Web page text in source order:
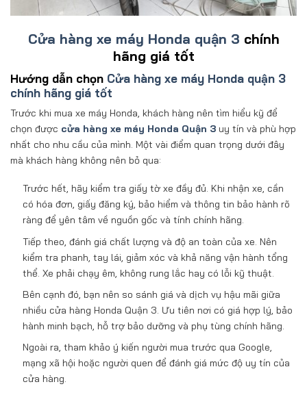
Cửa hàng xe máy Honda quận 3 chính
hãng giá tốt
Hướng dẫn chọn Cửa hàng xe máy Honda quận 3
chính hãng giá tốt
Trước khi mua xe máy Honda, khách hàng nên tìm hiểu kỹ để
chọn được cửa hàng xe máy Honda Quận 3 uy tín và phù hợp
nhất cho nhu cầu của mình. Một vài điểm quan trọng dưới đây
mà khách hàng không nên bỏ qua:
Trước hết, hãy kiểm tra giấy tờ xe đầy đủ. Khi nhận xe, cần
có hóa đơn, giấy đăng ký, bảo hiểm và thông tin bảo hành rõ
ràng để yên tâm về nguồn gốc và tính chính hãng.
Tiếp theo, đánh giá chất lượng và độ an toàn của xe. Nên
kiểm tra phanh, tay lái, giảm xóc và khả năng vận hành tổng
thể. Xe phải chạy êm, không rung lắc hay có lỗi kỹ thuật.
Bên cạnh đó, bạn nên so sánh giá và dịch vụ hậu mãi giữa
nhiều cửa hàng Honda Quận 3. Ưu tiên nơi có giá hợp lý, bảo
hành minh bạch, hỗ trợ bảo dưỡng và phụ tùng chính hãng.
Ngoài ra, tham khảo ý kiến người mua trước qua Google,
mạng xã hội hoặc người quen để đánh giá mức độ uy tín của
cửa hàng.